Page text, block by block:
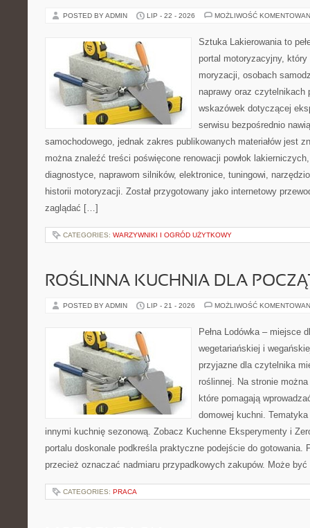
POSTED BY ADMIN LIP - 22 - 2026 MOŻLIWOŚĆ
Sztuka Lakierowania to
portal motoryzacyjny, który
moryzacji, osobach
naprawy oraz
wskazówek dotyczącej
serwisu bezpośrednio
samochodowego, jednak zakres publikowanych materiałów jest
można znaleźć treści poświęcone renowacji powłok
diagnostyce, naprawom silników, elektronice, tuningowi,
historii motoryzacji. Został przygotowany jako internetowy
zaglądać […]
CATEGORIES: WARZYWNIKI I OGRÓD UŻYTKOWY
ROŚLINNA KUCHNIA DLA
POSTED BY ADMIN LIP - 21 - 2026 MOŻLIWOŚĆ
Pełna Lodówka – miejsce
wegetariańskiej i
przyjazne dla czytelnika
roślinnej. Na stronie
które pomagają
domowej kuchni.
innymi kuchnię sezonową. Zobacz Kuchenne Eksperymenty i
portalu doskonale podkreśla praktyczne podejście do gotowania.
przecież oznaczać nadmiaru przypadkowych zakupów. Może
CATEGORIES: PRACA